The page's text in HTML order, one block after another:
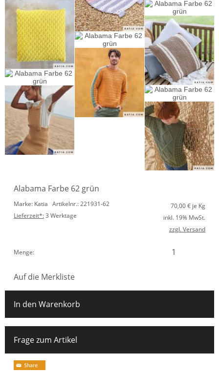
Alabama Farbe 62 grün
Marke: Katia Artikelnr.: 221931-62
Lieferzeit*:3 Werktage
70,00€ je Kg
inkl. 19% MwSt.
zzgl. Versand
Menge:
Auf die Merkliste
In den Warenkorb
Frage zum Artikel